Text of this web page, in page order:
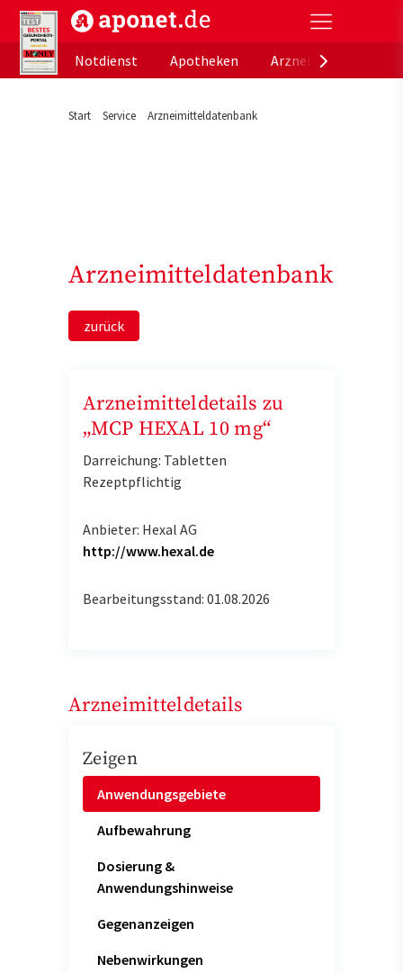
aponet.de - Das offizielle Gesundheitsportal der
Notdienst
Apotheken
Start Service Arzneimitteldatenbank
Arzneimitteldatenbank
zurück
Arzneimitteldetails zu
„MCP HEXAL 10 mg“
Darreichung: Tabletten
Rezeptpflichtig
Anbieter: Hexal AG
http://www.hexal.de
Bearbeitungsstand: 01.08.2026
Arzneimitteldetails
Zeigen
Anwendungsgebiete
Aufbewahrung
Dosierung &
Anwendungshinweise
Gegenanzeigen
Nebenwirkungen